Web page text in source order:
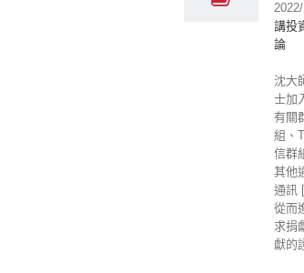
講投
論
沈大
士加
有關
組、
信群
其他
通訊
從而
求捐
獻的